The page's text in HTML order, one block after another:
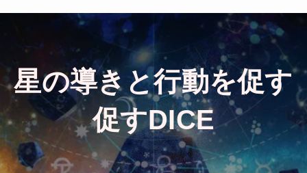
星の導きと行動を促す
促すDICE